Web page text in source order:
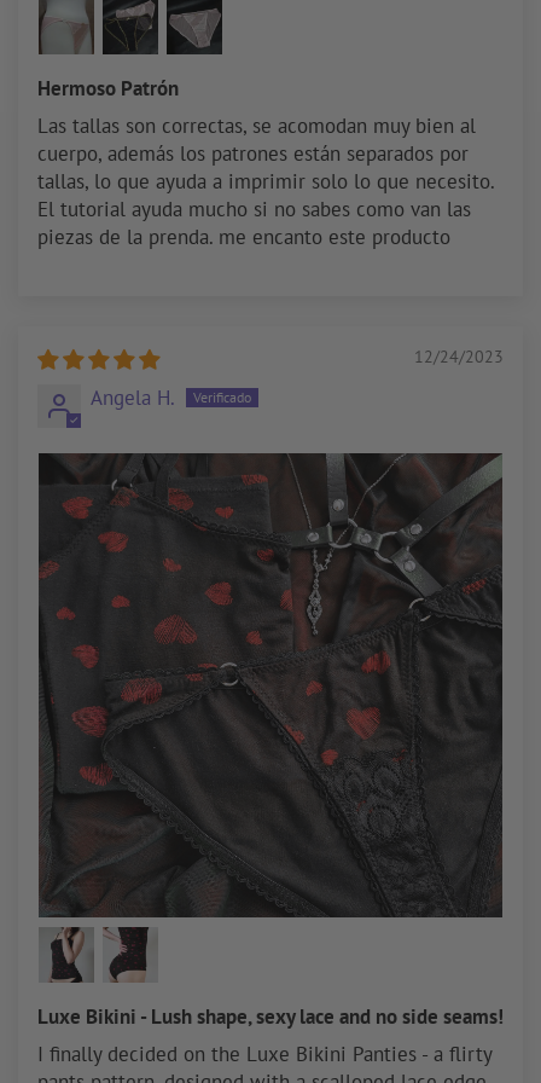
Hermoso Patrón
Las tallas son correctas, se acomodan muy bien al
cuerpo, además los patrones están separados por
tallas, lo que ayuda a imprimir solo lo que necesito.
El tutorial ayuda mucho si no sabes como van las
piezas de la prenda. me encanto este producto
12/24/2023
Angela H.
Luxe Bikini - Lush shape, sexy lace and no side seams!
I finally decided on the Luxe Bikini Panties - a flirty